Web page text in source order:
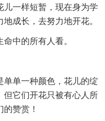
一样短暂，现在身为学
成长，去努力地开花。
中的所有人看。
单一种颜色，花儿的绽
但它们开花只被有心人所
赞赏！